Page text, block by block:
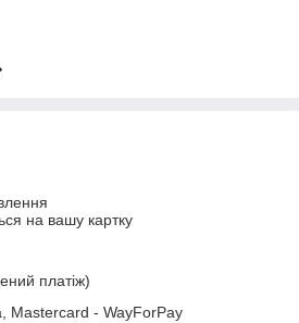
на вашу картку
платіж)
Mastercard - WayForPay